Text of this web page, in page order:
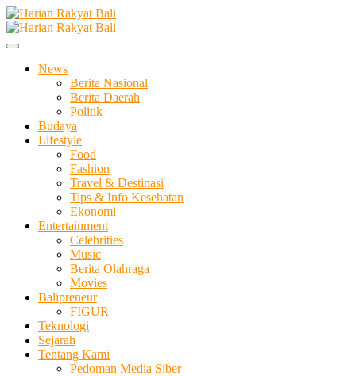
Skip
to
content
Harian Rakyat Bali
Membangun Semangat Kehidupan dan Berbangsa
News
Berita Nasional
Berita Daerah
Politik
Budaya
Lifestyle
Food
Fashion
Travel & Destinasi
Tips & Info Kesehatan
Ekonomi
Entertainment
Celebrities
Music
Berita Olahraga
Movies
Balipreneur
FIGUR
Teknologi
Sejarah
Tentang Kami
Pedoman Media Siber